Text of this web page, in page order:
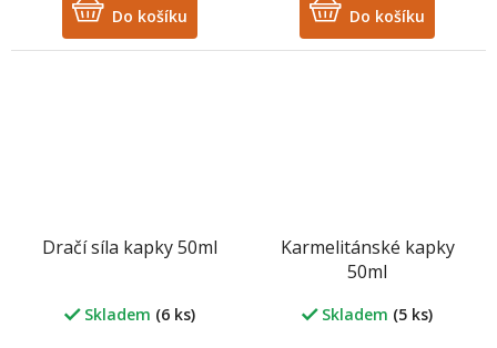
Do košíku Do košíku
Dračí síla kapky 50ml
Skladem (6 ks)
Karmelitánské kapky
50ml
Skladem (5 ks)